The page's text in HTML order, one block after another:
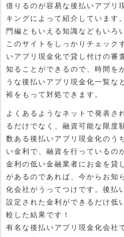
借りるのが容易な後払いアプリ
キングによって紹介しています
門編ともいえる知識などもいろ
このサイトをしっかりチェック
いアプリ現金化で貸し付けの審
知ることができるので、時間を
うな後払いアプリ現金化一覧な
裕をもって対処できます。
よくあるようなネットで発表さ
るだけでなく、融資可能な限度
数ある後払いアプリ現金化のう
い金利で、融資を行っているの
金利の低い金融業者にお金を貸
があるのであれば、今からお知
化会社がうってつけです。後払
設定された金利ができるだけ低
較した結果です！
有名な後払いアプリ現金化会社